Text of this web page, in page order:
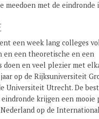
meedoen met de eindronde
een week lang colleges
en een theoretische en een
en veel plezier met
op de Rijksuniversiteit
Universiteit Utrecht. De
krijgen een mooie
op de